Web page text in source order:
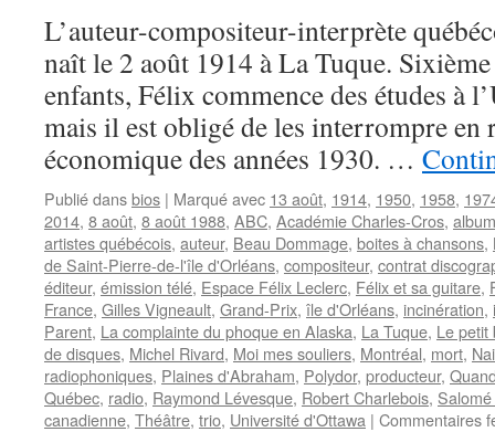
L’auteur-compositeur-interprète
naît le 2 août 1914 à La Tuque.
enfants, Félix commence des études à
mais il est obligé de les interrompre en
économique des années 1930. …
Publié dansbios | Marqué avec 13 août, 1914, 1950, 1958,
2014, 8 août, 8 août 1988, ABC, Académie Charles-Cros, album
artistes québécois, auteur, Beau Dommage, boites à chansons,
de Saint-Pierre-de-l'île d'Orléans, compositeur, contrat
éditeur, émission télé, Espace Félix Leclerc, Félix et sa guitare,
France, Gilles Vigneault, Grand-Prix, île d'Orléans, incinération,
Parent, La complainte du phoque en Alaska, La Tuque, Le petit
de disques, Michel Rivard, Moi mes souliers, Montréal, mort,
radiophoniques, Plaines d'Abraham, Polydor, producteur,
Québec, radio, Raymond Lévesque, Robert Charlebois,
canadienne, Théâtre, trio, Université d'Ottawa | Commentaires